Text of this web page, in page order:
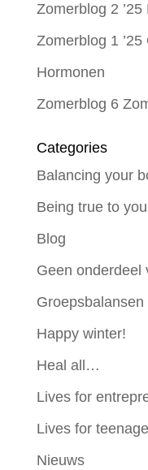
Zomerblog 2
Zomerblog 1
Hormonen
Zomerblog 6
Categories
Balancing your
Being true to
Blog
Geen onderdeel
Happy winter!
Heal all…
Lives for
Lives for
Nieuws